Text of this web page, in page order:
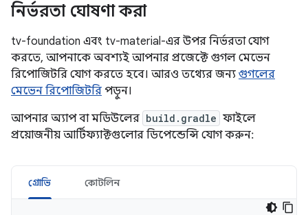
নির্ভরতা ঘোষণা করা
tv-foundation এবং tv-material-এর উপর নির্ভরতা যোগ
করতে, আপনাকে অবশ্যই আপনার প্রজেক্টে গুগল মেভেন
রিপোজিটরি যোগ করতে হবে। আরও তথ্যের জন্য গুগলের
মেভেন রিপোজিটরি পড়ুন।
আপনার অ্যাপ বা মডিউলের build.gradle ফাইলে
প্রয়োজনীয় আর্টিফ্যাক্টগুলোর ডিপেন্ডেন্সি যোগ করুন:
গ্রোভি কোটলিন